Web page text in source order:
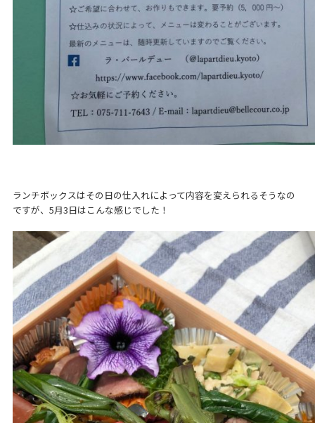
ランチボックスはその日の仕入れによって内容を変えられるそうなの
ですが、5月3日はこんな感じでした！